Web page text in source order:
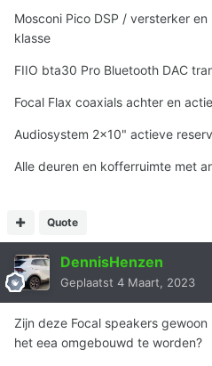
Mosconi Pico DSP / versterker
klasse
FIIO bta30 Pro Bluetooth DAC
Focal Flax coaxials achter en
Audiosystem 2x10" actieve
Alle deuren en kofferruimte met
Quote
DennisHenzen
Geplaatst 4 Maart, 2023
Zijn deze Focal speakers
het eea omgebouwd te worden?